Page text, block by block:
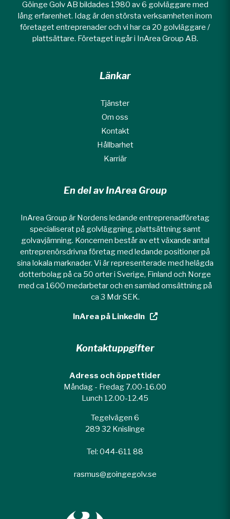
Göinge Golv AB bildades 1980 av 6 golvläggare med
lång erfarenhet. Idag är den största verksamheten inom
företaget entreprenader och vi har ca 20 golvläggare /
plattsättare. Företaget ingår i InArea Group AB.
Länkar
Tjänster
Om oss
Kontakt
Hållbarhet
Karriär
En del av InArea Group
InArea Group är Nordens ledande entreprenadföretag
specialiserat på golvläggning, plattsättning samt
golvavjämning. Koncernen består av ett växande antal
entreprenörsdrivna företag med ledande positioner på
sina lokala marknader. Vi är representerade med helägda
dotterbolag på ca 50 orter i Sverige, Finland och Norge
med ca 1600 medarbetar och en samlad omsättning på
ca 3 Mdr SEK.
InArea på LinkedIn
Kontaktuppgifter
Adress och öppettider
Måndag - Fredag 7.00-16.00
Lunch 12.00-12.45
Tegelvägen 6
289 32 Knislinge
Tel: 044-611 88
rasmus@goingegolv.se